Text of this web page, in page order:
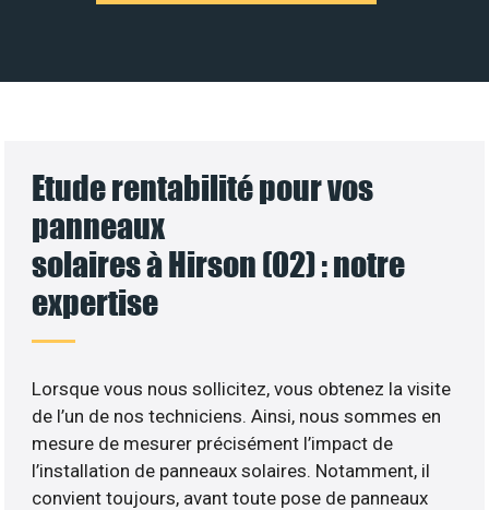
Etude rentabilité pour vos
panneaux
solaires à Hirson (02) : notre
expertise
Lorsque vous nous sollicitez, vous obtenez la visite
de l’un de nos techniciens. Ainsi, nous sommes en
mesure de mesurer précisément l’impact de
l’installation de panneaux solaires. Notamment, il
convient toujours, avant toute pose de panneaux